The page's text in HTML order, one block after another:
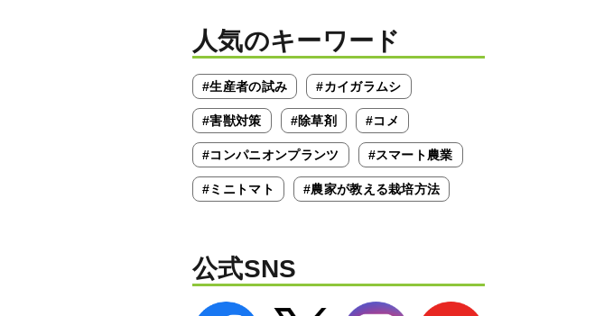
人気のキーワード
#生産者の試み #カイガラムシ
#害獣対策 #除草剤 #コメ
#コンパニオンプランツ #スマート農業
#ミニトマト #農家が教える栽培方法
公式SNS